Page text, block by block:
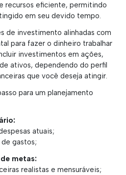
recursos eficiente, permitindo
em seu devido tempo.
de investimento alinhadas com
para fazer o dinheiro trabalhar
investimentos em ações,
ativos, dependendo do perfil
que você deseja atingir.
para um planejamento
atuais;
gastos;
metas:
realistas e mensuráveis;